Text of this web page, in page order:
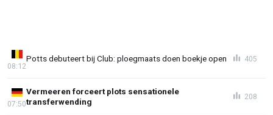
Potts debuteert bij Club: ploegmaats doen boekje open
08:12
405
Vermeeren forceert plots sensationele
transferwending
07:50
208